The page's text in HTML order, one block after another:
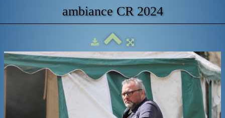
EDUCATION
OBEISSANCE
AGENDA
ADRESSE
ambiance CR 2024